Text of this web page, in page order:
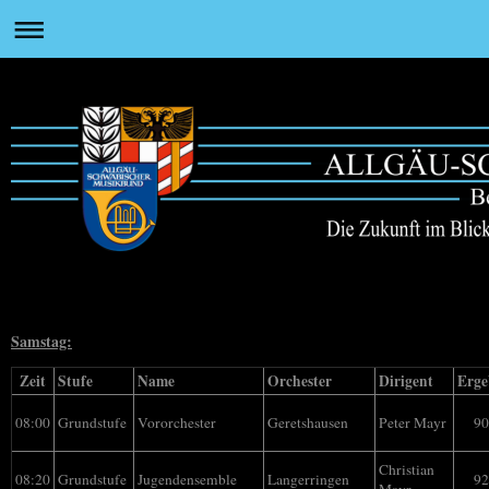
Samstag:
Zeit Stufe Name Orchester Dirigent
08:00 Grundstufe Vororchester Geretshausen Peter Mayr
08:20 Grundstufe Jugendensemble Langerringen
Christian